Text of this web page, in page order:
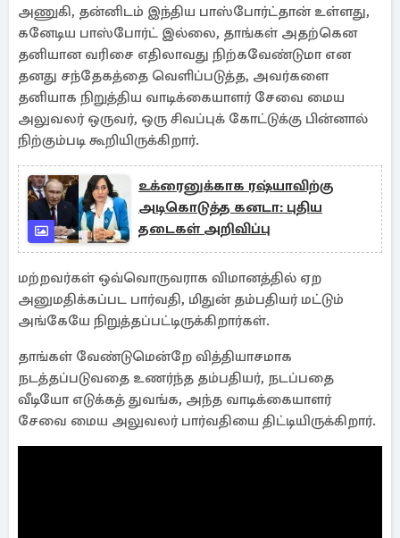
அணுகி, தன்னிடம் இந்திய பாஸ்போர்ட்தான் உள்ளது,
கனேடிய பாஸ்போர்ட் இல்லை, தாங்கள் அதற்கென
தனியான வரிசை எதிலாவது நிற்கவேண்டுமா என
தனது சந்தேகத்தை வெளிப்படுத்த, அவர்களை
தனியாக நிறுத்திய வாடிக்கையாளர் சேவை மைய
அலுவலர் ஒருவர், ஒரு சிவப்புக் கோட்டுக்கு பின்னால்
நிற்கும்படி கூறியிருக்கிறார்.
உக்ரைனுக்காக ரஷ்யாவிற்கு
அடிகொடுத்த கனடா: புதிய
தடைகள் அறிவிப்பு
மற்றவர்கள் ஒவ்வொருவராக விமானத்தில் ஏற
அனுமதிக்கப்பட பார்வதி, மிதுன் தம்பதியர் மட்டும்
அங்கேயே நிறுத்தப்பட்டிருக்கிறார்கள்.
தாங்கள் வேண்டுமென்றே வித்தியாசமாக
நடத்தப்படுவதை உணர்ந்த தம்பதியர், நடப்பதை
வீடியோ எடுக்கத் துவங்க, அந்த வாடிக்கையாளர்
சேவை மைய அலுவலர் பார்வதியை திட்டியிருக்கிறார்.